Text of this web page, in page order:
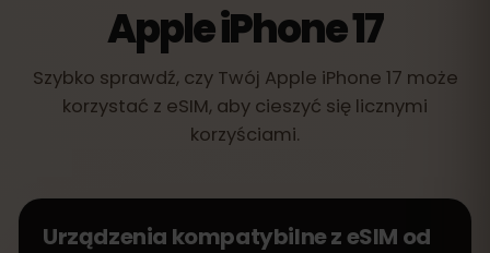
Apple iPhone 17
Szybko sprawdź, czy Twój Apple iPhone 17 może
korzystać z eSIM, aby cieszyć się licznymi
korzyściami.
Urządzenia kompatybilne z eSIM od